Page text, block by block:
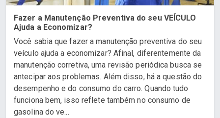
Fazer a Manutenção Preventiva do seu VEÍCULO
Ajuda a Economizar?
Você sabia que fazer a manutenção preventiva do seu
veículo ajuda a economizar? Afinal, diferentemente da
manutenção corretiva, uma revisão periódica busca se
antecipar aos problemas. Além disso, há a questão do
desempenho e do consumo do carro. Quando tudo
funciona bem, isso reflete também no consumo de
gasolina do ve...